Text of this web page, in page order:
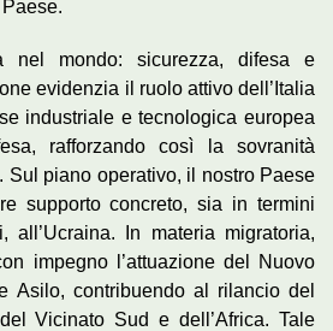
nel mondo: sicurezza, difesa e
evidenzia il ruolo attivo dell’Italia
industriale e tecnologica europea
rafforzando così la sovranità
Sul piano operativo, il nostro Paese
supporto concreto, sia in termini
all’Ucraina. In materia migratoria,
impegno l’attuazione del Nuovo
Asilo, contribuendo al rilancio del
Vicinato Sud e dell’Africa. Tale